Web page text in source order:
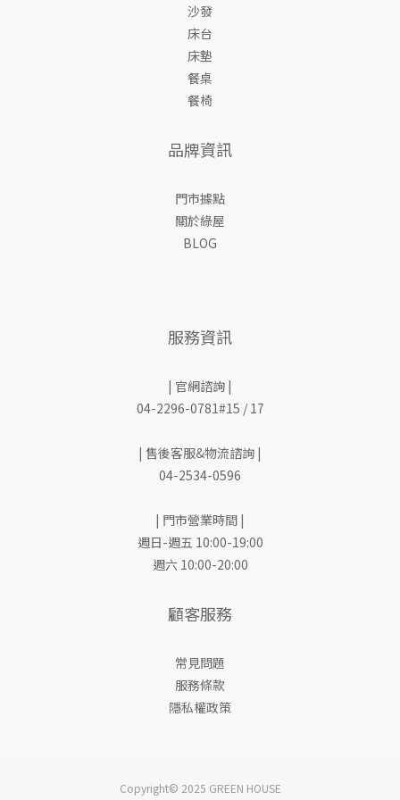
沙發
床台
床墊
餐桌
餐椅
品牌資訊
門市據點
關於綠屋
BLOG
服務資訊
| 官網諮詢 |
04-2296-0781#15 / 17
| 售後客服&物流諮詢 |
04-2534-0596
| 門市營業時間 |
週日-週五 10:00-19:00
週六 10:00-20:00
顧客服務
常見問題
服務條款
隱私權政策
Copyright© 2025 GREEN HOUSE